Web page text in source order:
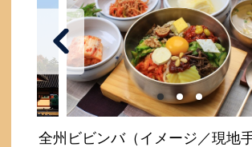
全州ビビンバ（イメージ／現地